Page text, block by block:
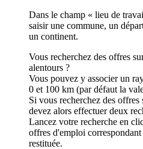
Dans le champ « lieu de
saisir une commune, un
un continent.
Vous recherchez des offres
alentours ?
Vous pouvez y associer un
0 et 100 km (par défaut la
Si vous recherchez des
devez alors effectuer deux
Lancez votre recherche en
offres d'emploi
restituée.